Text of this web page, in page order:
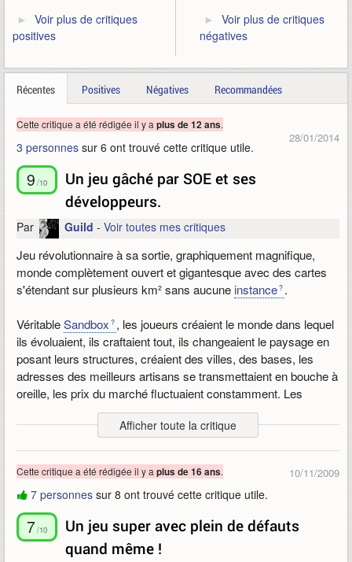
Voir plus de critiques
positives
Voir plus de critiques
négatives
Récentes Positives Négatives Recommandées
28/01/2014
Cette critique a été rédigée il y a plus de 12 ans.
3 personnes sur 6 ont trouvé cette critique utile.
9 /10
Un jeu gâché par SOE et ses
développeurs.
Par Guild - Voir toutes mes critiques
Jeu révolutionnaire à sa sortie, graphiquement magnifique,
monde complètement ouvert et gigantesque avec des cartes
s'étendant sur plusieurs km² sans aucune instance .
VéritableSandbox , les joueurs créaient le monde dans lequel
ils évoluaient, ils craftaient tout, ils changeaient le paysage en
posant leurs structures, créaient des villes, des bases, les
adresses des meilleurs artisans se transmettaient en bouche à
oreille, les prix du marché fluctuaient constamment. Les
joueurs devaient trouver les meilleures ressources pour
crafter les meilleurs équipements. La recherche des
le processus decraft , puis la vente, tout celà permettait
d'avoir des classes dédiée entièrement au craft (Artisan,
Architect, Droid Engineer, Weaponsmith, Armorsmith, Chef... )
Le jeu permettait de faire duRolePlay comme nulle part
ailleurs, grâce aux nombreuses emotes, grâce à la vie de
Afficher toute la critique
10/11/2009
Cette critique a été rédigée il y a plus de 16 ans.
7 personnes sur 8 ont trouvé cette critique utile.
7 /10
Un jeu super avec plein de défauts
quand même !